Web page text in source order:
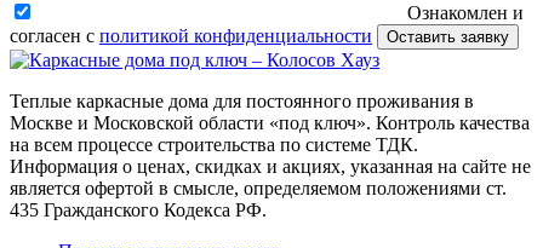
Ознакомлен и
согласен с политикой конфиденциальности Оставить заявку
Теплые каркасные дома для постоянного проживания в
Москве и Московской области «под ключ». Контроль качества
на всем процессе строительства по системе ТДК.
Информация о ценах, скидках и акциях, указанная на сайте не
является офертой в смысле, определяемом положениями ст.
435 Гражданского Кодекса РФ.